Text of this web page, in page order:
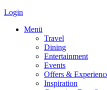
Login
Menü
Travel
Dining
Entertainment
Events
Offers &
Inspiration